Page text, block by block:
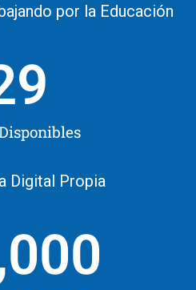
por la Educación
Digital Propia